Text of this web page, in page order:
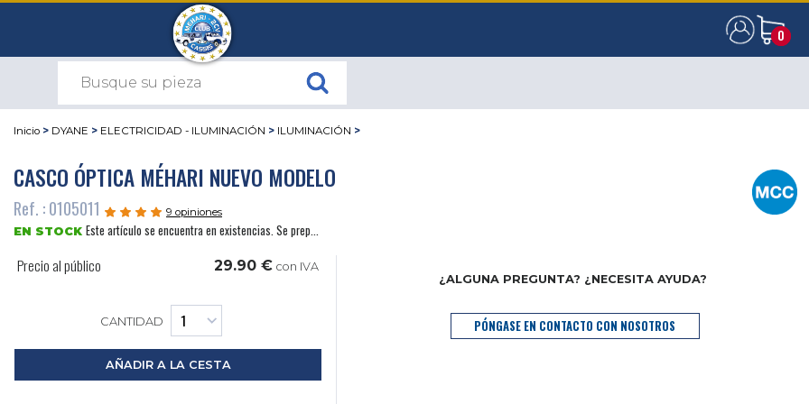
0
0
Inicio > DYANE > ELECTRICIDAD - ILUMINACIÓN > ILUMINACIÓN >
CASCO ÓPTICA MÉHARI NUEVO MODELO
Ref. : 0105011 9 opiniones
EN STOCK Este artículo se encuentra en existencias. Se prep...
Precio al público 29.90 € con IVA
CANTIDAD
AÑADIR A LA CESTA
¿ALGUNA PREGUNTA? ¿NECESITA AYUDA?
PÓNGASE EN CONTACTO CON NOSOTROS